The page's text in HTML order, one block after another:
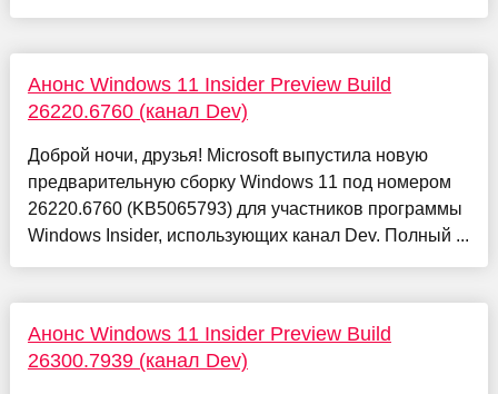
Анонс Windows 11 Insider Preview Build
26220.6760 (канал Dev)
Доброй ночи, друзья! Microsoft выпустила новую
предварительную сборку Windows 11 под номером
26220.6760 (KB5065793) для участников программы
Windows Insider, использующих канал Dev. Полный ...
Анонс Windows 11 Insider Preview Build
26300.7939 (канал Dev)